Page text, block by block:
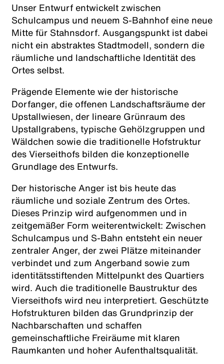
Unser Entwurf entwickelt zwischen
Schulcampus und neuem S-Bahnhof eine neue
Mitte für Stahnsdorf. Ausgangspunkt ist dabei
nicht ein abstraktes Stadtmodell, sondern die
räumliche und landschaftliche Identität des
Ortes selbst.
Prägende Elemente wie der historische
Dorfanger, die offenen Landschaftsräume der
Upstallwiesen, der lineare Grünraum des
Upstallgrabens, typische Gehölzgruppen und
Wäldchen sowie die traditionelle Hofstruktur
des Vierseithofs bilden die konzeptionelle
Grundlage des Entwurfs.
Der historische Anger ist bis heute das
räumliche und soziale Zentrum des Ortes.
Dieses Prinzip wird aufgenommen und in
zeitgemäßer Form weiterentwickelt: Zwischen
Schulcampus und S-Bahn entsteht ein neuer
zentraler Anger, der zwei Plätze miteinander
verbindet und zum Angerband sowie zum
identitätsstiftenden Mittelpunkt des Quartiers
wird. Auch die traditionelle Baustruktur des
Vierseithofs wird neu interpretiert. Geschützte
Hofstrukturen bilden das Grundprinzip der
Nachbarschaften und schaffen
gemeinschaftliche Freiräume mit klaren
Raumkanten und hoher Aufenthaltsqualität.